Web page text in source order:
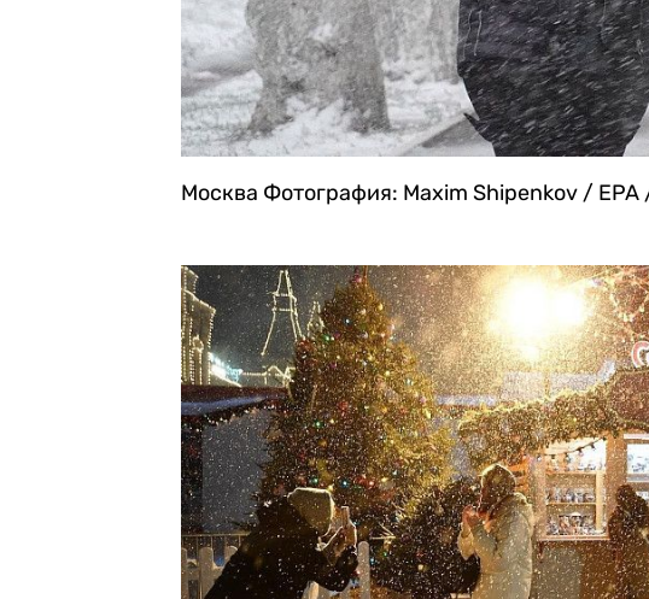
Москва Фотография: Maxim Shipenkov / EPA